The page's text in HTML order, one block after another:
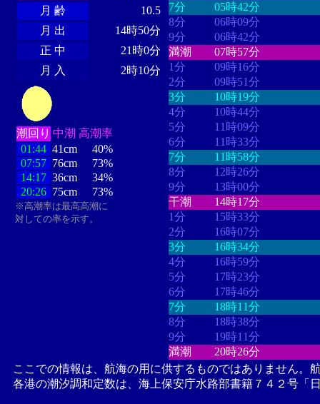
月 齢
10.5
月 出
14時50分
正 中
21時0分
月 入
2時10分
潮回り 中潮 高潮率
01:44 41cm
40%
07:57 76cm
73%
14:17 36cm
34%
20:26 75cm 73%
※高潮率は最高高潮に
対しての率を示す。
7分
05時42分
8分
06時09分
9分
06時42分
満潮
07時57分
1分
09時16分
2分
09時51分
3分
10時19分
4分
10時44分
5分
11時09分
6分
11時33分
7分
11時58分
8分
12時26分
9分
13時00分
干潮
14時17分
1分
15時33分
2分
16時07分
3分
16時34分
4分
16時59分
5分
17時23分
6分
17時46分
7分
18時11分
8分
18時38分
9分
19時11分
満潮
20時26分
ここでの情報は、航海の用に供するものではありません。
各港の潮汐調和定数は、海上保安庁水路部書籍７４２号「